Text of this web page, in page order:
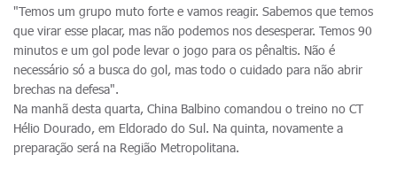
"Temos um grupo muto forte e vamos reagir. Sabemos que temos
que virar esse placar, mas não podemos nos desesperar. Temos 90
minutos e um gol pode levar o jogo para os pênaltis. Não é
necessário só a busca do gol, mas todo o cuidado para não abrir
brechas na defesa".
Na manhã desta quarta, China Balbino comandou o treino no CT
Hélio Dourado, em Eldorado do Sul. Na quinta, novamente a
preparação será na Região Metropolitana.